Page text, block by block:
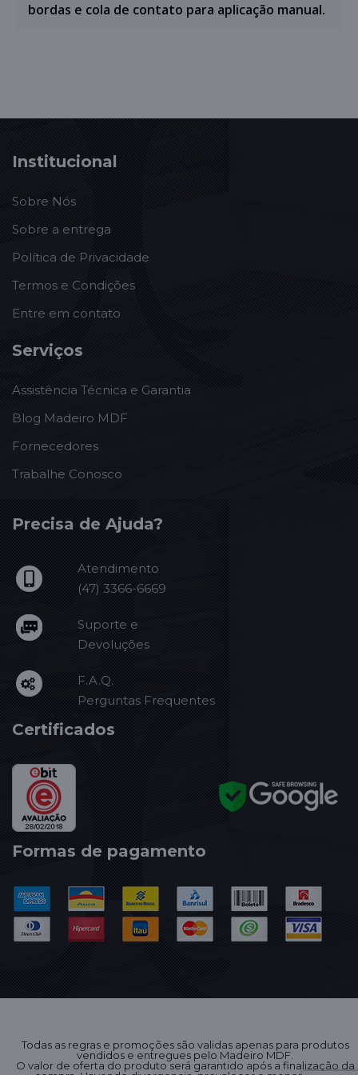
bordas e cola de contato para aplicação manual.
Institucional
Sobre Nós
Sobre a entrega
Política de Privacidade
Termos e Condições
Entre em contato
Serviços
Assistência Técnica e Garantia
Blog Madeiro MDF
Fornecedores
Trabalhe Conosco
Precisa de Ajuda?
Atendimento
(47) 3366-6669
Suporte e
Devoluções
F.A.Q.
Perguntas Frequentes
Certificados
Formas de pagamento
Todas as regras e promoções são validas apenas para produtos
vendidos e entregues pelo Madeiro MDF.
O valor de oferta do produto será garantido após a finalização da